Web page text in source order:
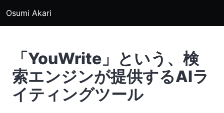
Osumi Akari
「YouWrite」という、検
索エンジンが提供するAIラ
イティングツール